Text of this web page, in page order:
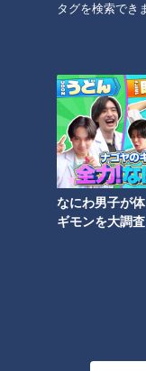
タグを検索でき
なにわ男子が
ギモンを大調
石丸幹二「すごい痩せ
ね！」…世界一楽なス
ト！？ダイエットのス
ストに学ぶ「無理なく
「避妊リング」という